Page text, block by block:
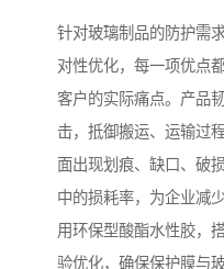
针对玻璃制品的防护需
对性优化，每一项优点
客户的实际痛点。产品
击，抵御搬运、运输过
面出现划痕、缺口、破
中的损耗率，为企业减
用环保型酸酯水性胶，
验优化，确保保护膜与